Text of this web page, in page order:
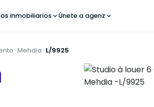
inmobiliarios Únete a agenz
Mehdia L/9925